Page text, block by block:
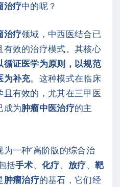
治疗中的呢？
治疗领域，中西医结合已
有效的治疗模式。其核心
循证医学为原则，以规范
为补充。这种模式在临床
有效的，尤其在三甲医
成为肿瘤中医治疗的主
一种“高阶版的综合治
括手术、化疗、 放疗、靶
肿瘤治疗的基石，它们经